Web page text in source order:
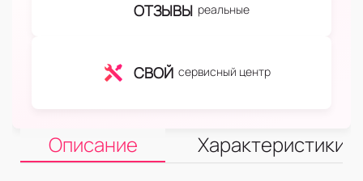
ОТЗЫВЫ реальные
СВОЙ сервисный центр
Описание Характеристики